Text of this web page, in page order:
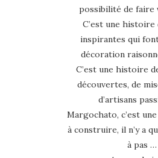
possibilité de faire
C’est une histoire
inspirantes qui
décoration
C’est une histoire
découvertes, de
d’artisans
Margochato, c’est
à construire, il n’y a
à pas …